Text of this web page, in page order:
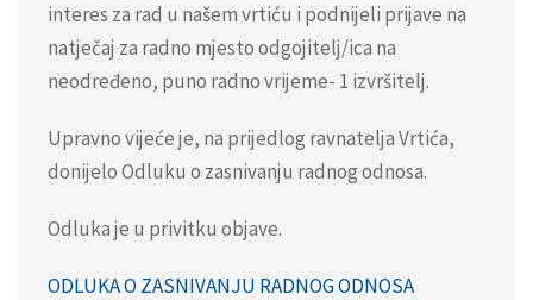
interes za rad u našem vrtiću i podnijeli prijave na
natječaj za radno mjesto odgojitelj/ica na
neodređeno, puno radno vrijeme- 1 izvršitelj.
Upravno vijeće je, na prijedlog ravnatelja Vrtića,
donijelo Odluku o zasnivanju radnog odnosa.
Odluka je u privitku objave.
ODLUKA O ZASNIVANJU RADNOG ODNOSA